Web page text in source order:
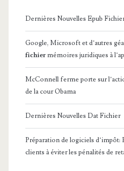
Dernières Nouvelles Epub
Google, Microsoft et d’autres
fichier mémoires juridiques à
McConnell ferme porte sur
de la cour Obama
Dernières Nouvelles Dat Fichier
Préparation de logiciels d’impôt:
clients à éviter les pénalités de